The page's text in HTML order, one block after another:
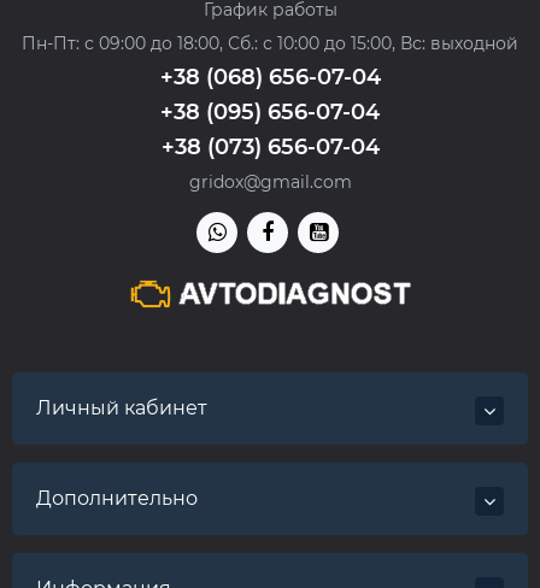
График работы
Пн-Пт: с 09:00 до 18:00, Сб.: с 10:00 до 15:00, Вс: выходной
+38 (068) 656-07-04
+38 (095) 656-07-04
+38 (073) 656-07-04
gridox@gmail.com
Личный кабинет
Дополнительно